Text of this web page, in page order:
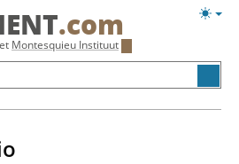
.com
Montesquieu Instituut